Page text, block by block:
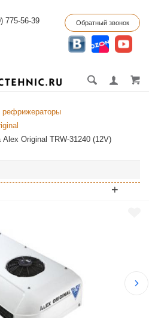
775-56-39 Обратный звонок
Original TRW-31240 (12V)